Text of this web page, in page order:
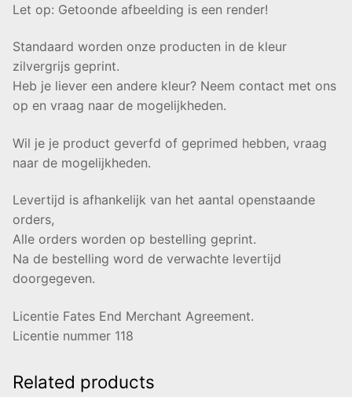
Let op: Getoonde afbeelding is een render!
Standaard worden onze producten in de kleur
zilvergrijs geprint.
Heb je liever een andere kleur? Neem contact met ons
op en vraag naar de mogelijkheden.
Wil je je product geverfd of geprimed hebben, vraag
naar de mogelijkheden.
Levertijd is afhankelijk van het aantal openstaande
orders,
Alle orders worden op bestelling geprint.
Na de bestelling word de verwachte levertijd
doorgegeven.
Licentie Fates End Merchant Agreement.
Licentie nummer 118
Related products